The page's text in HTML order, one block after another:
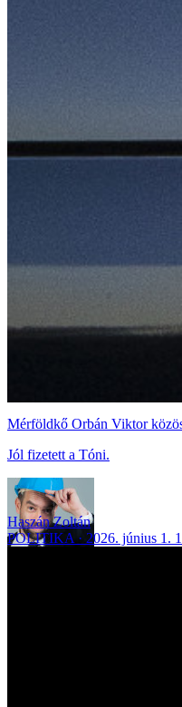
Mérföldkő Orbán Viktor
Jól fizetett a Tóni.
Haszán Zoltán
POLITIKA
2026. június 1.